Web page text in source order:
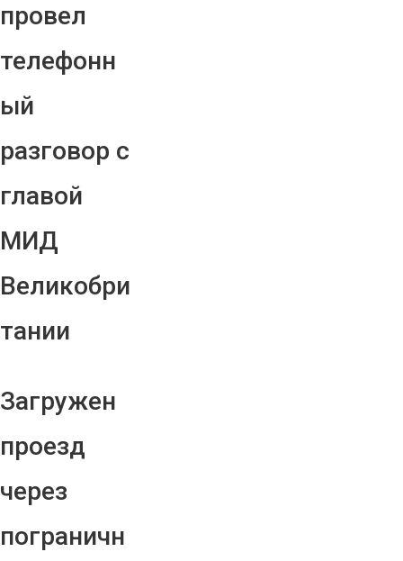
провел
телефонн
ый
разговор с
главой
МИД
Великобри
тании
Загружен
проезд
через
пограничн